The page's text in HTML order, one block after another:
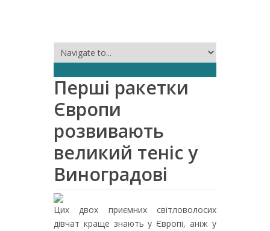
Перші ракетки
Європи
розвивають
великий теніс у
Виноградові
Цих двох приємних світловолосих
дівчат краще знають у Європі, аніж у